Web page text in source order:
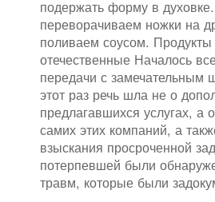
подержать форму в
переворачиваем ножки на
поливаем соусом. Продукты
отечественные Началось
передачи с
этот раз речь шла не о
предлагавшихся услугах, а
самих этих компаний, а
взыскания просроченной
потерпевшей были
травм, которые были